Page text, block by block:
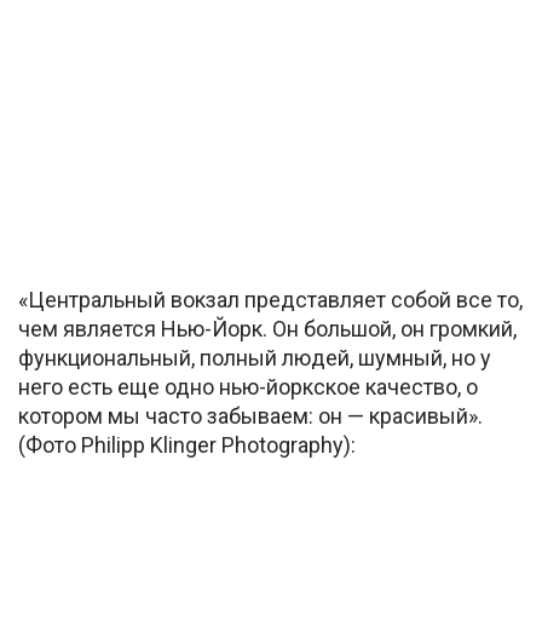
«Центральный вокзал представляет собой все то,
чем является Нью-Йорк. Он большой, он громкий,
функциональный, полный людей, шумный, но у
него есть еще одно нью-йоркское качество, о
котором мы часто забываем: он — красивый».
(Фото Philipp Klinger Photography):